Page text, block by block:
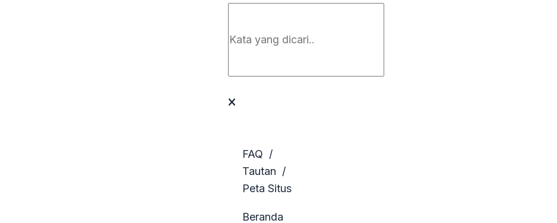
FAQ /
Tautan /
Peta Situs
Beranda